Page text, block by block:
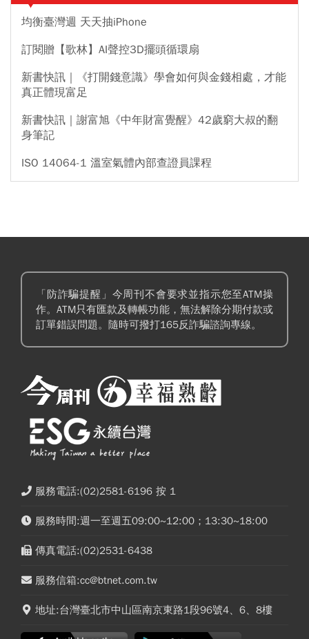
均衡臺灣週 天天抽iPhone
訂閱贈【歌林】AI聲控3D擺頭循環扇
新書快訊｜《打開錢意識》學會如何與金錢相處，才能
真正體現富足
新書快訊｜謝富旭《中年財富覺醒》42歲窮大叔的翻
身筆記
ISO 14064-1 溫室氣體內部查證員課程
「防詐騙提醒」今周刊不會要求並指示您至ATM操
作。ATM只有匯款及轉帳功能，無法解除分期付款或
訂單錯誤問題。隨時可撥打165反詐騙諮詢專線。
服務電話:(02)2581-6196 按 1
服務時間:週一至週五09:00~12:00；13:30~18:00
傳真電話:(02)2531-6438
服務信箱:cc@btnet.com.tw
地址:台灣臺北市中山區南京東路1段96號4、6、8樓